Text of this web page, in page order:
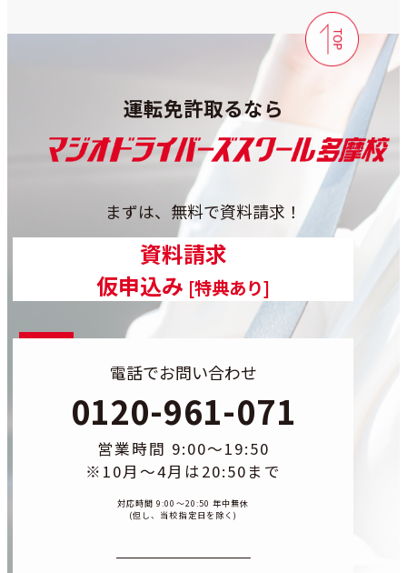
運転免許取るなら
まずは、無料で資料請求！
カラムリンク資料請求
カラムリンク
仮申込み [特典あり]
電話でお問い合わせ
0120-961-071
営業時間 9:00〜19:50
※10月〜4月は20:50まで
対応時間 9:00〜20:50 年中無休
(但し、当校指定日を除く)